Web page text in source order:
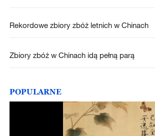
Rekordowe zbiory zbóż letnich w Chinach
Zbiory zbóż w Chinach idą pełną parą
POPULARNE